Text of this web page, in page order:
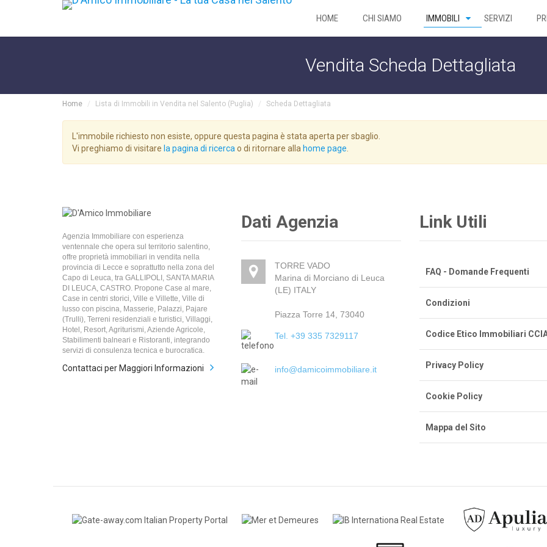
HOME CHI SIAMO IMMOBILI SERVIZI
Vendita Scheda Dettagliata
Home Lista di Immobili in Vendita nel Salento (Puglia) Scheda Dettagliata
L'immobile richiesto non esiste, oppure questa pagina è stata aperta per sbaglio.
Vi preghiamo di visitare la pagina di ricerca o di ritornare alla home page
Agenzia Immobiliare con esperienza
ventennale che opera sul territorio salentino,
offre proprietà immobiliari in vendita nella
provincia di Lecce e soprattutto nella zona del
Capo di Leuca, tra GALLIPOLI, SANTA MARIA
DI LEUCA, CASTRO. Propone Case al mare,
Case in centri storici, Ville e Villette, Ville di
lusso con piscina, Masserie, Palazzi, Pajare
(Trulli), Terreni residenziali e turistici, Villaggi,
Hotel, Resort, Agriturismi, Aziende Agricole,
Stabilimenti balneari e Ristoranti, integrando
servizi di consulenza tecnica e burocratica.
Contattaci per Maggiori Informazioni
Dati Agenzia
TORRE VADO
Marina di Morciano di Leuca
(LE) ITALY
Piazza Torre 14, 73040
Tel. +39 335 7329117
info@damicoimmobiliare.it
Link Utili
FAQ - Domande Frequenti
Condizioni
Codice Etico Immobiliari
Privacy Policy
Cookie Policy
Mappa del Sito